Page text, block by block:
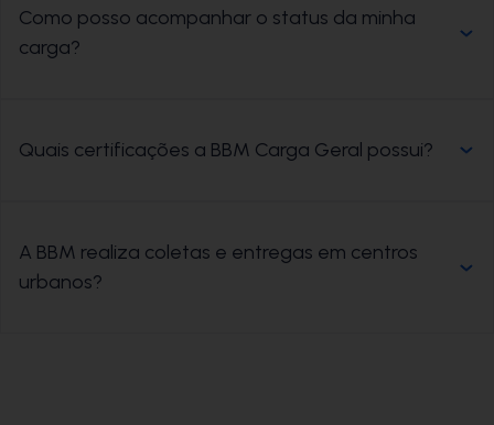
Como posso acompanhar o status da minha
carga?
Quais certificações a BBM Carga Geral possui?
A BBM realiza coletas e entregas em centros
urbanos?